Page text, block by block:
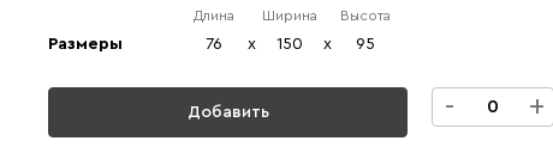
Размеры
Длина
76 x
Ширина
150 x
Высота
95
Добавить - +